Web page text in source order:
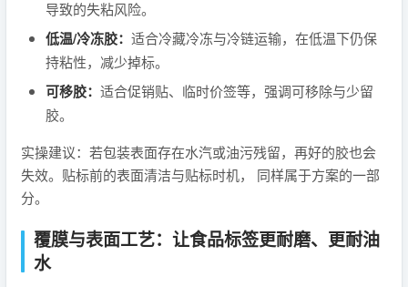
导致的失粘风险。
低温/冷冻胶： 适合冷藏冷冻与冷链运输，在低温下仍保
持粘性，减少掉标。
可移胶： 适合促销贴、临时价签等，强调可移除与少留
胶。
实操建议：若包装表面存在水汽或油污残留，再好的胶也会
失效。贴标前的表面清洁与贴标时机， 同样属于方案的一部
分。
覆膜与表面工艺：让食品标签更耐磨、更耐油
水